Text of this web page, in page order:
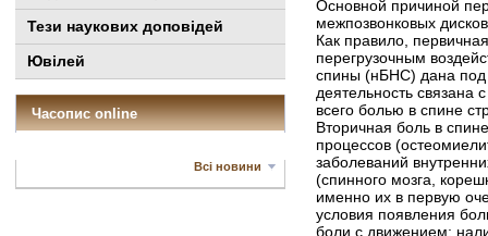
Тези наукових доповідей
Ювілей
Часопис online
Всі новини
Основной причиной
межпозвонковых
Как правило,
перегрузочным
спины (нБНС) дана под
деятельность связана
всего болью в спине
Вторичная боль в
процессов
заболеваний
(спинного мозга,
именно их в первую
условия появления
боли с движением;